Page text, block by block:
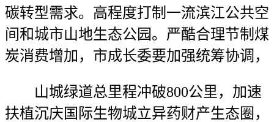
碳转型需求。高程度打制一流滨江公共空
间和城市山地生态公园。严酷合理节制煤
炭消费增加，市成长委要加强统筹协调，
山城绿道总里程冲破800公里，加速
扶植沉庆国际生物城立异药财产生态圈，